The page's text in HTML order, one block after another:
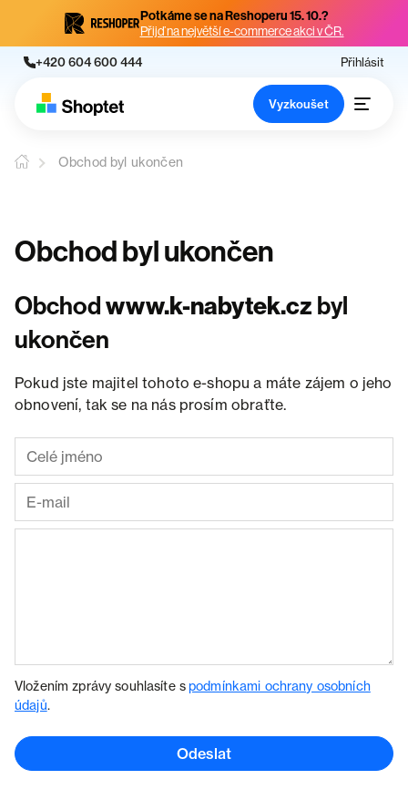
Potkáme se na Reshoperu 15. 10.?
Přijď na největší e-commerce akci v ČR.
+420 604 600 444 Přihlásit
Vyzkoušet
Obchod byl ukončen
Obchod byl ukončen
Obchodwww.k-nabytek.cz byl
ukončen
Pokud jste majitel tohoto e-shopu a máte zájem o jeho
obnovení, tak se na nás prosím obraťte.
Vložením zprávy souhlasíte spodmínkami ochrany osobních
údajů.
Odeslat